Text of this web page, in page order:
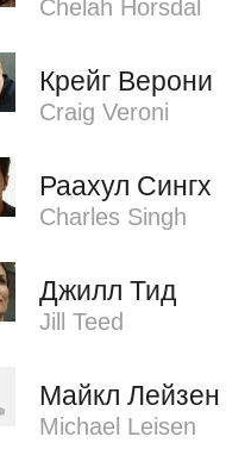
Chelah Horsdal
Крейг Верони
Craig Veroni
Раахул Сингх
Charles Singh
Джилл Тид
Jill Teed
Майкл Лейзен
Michael Leisen